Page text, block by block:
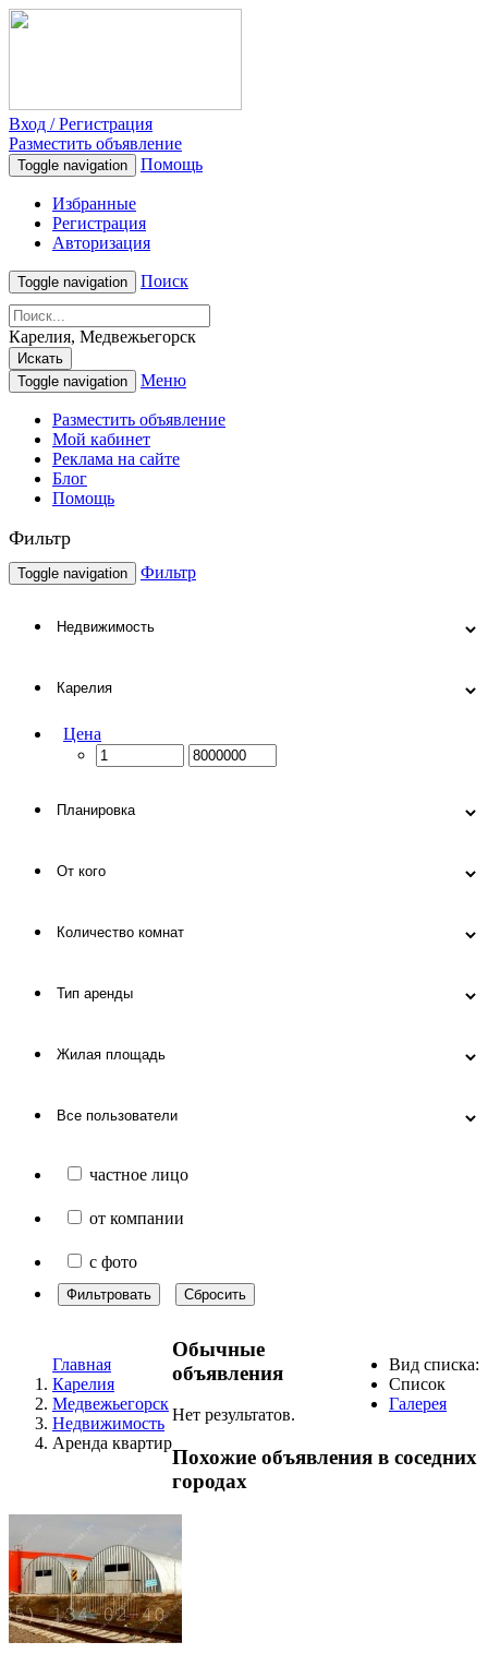
Вход / Регистрация
Разместить объявление
Toggle navigation Помощь
Избранные
Регистрация
Авторизация
Toggle navigation Поиск
Карелия, Медвежьегорск
Искать
Toggle navigation
Меню
Разместить объявление
Мой кабинет
Реклама на сайте
Блог
Помощь
Фильтр
Toggle navigation Фильтр
Цена
частное лицо
от компании
с фото
Фильтровать Сбросить
Главная
Карелия
Медвежьегорск
Недвижимость
Аренда квартир
Вид списка:
Список
Галерея
Обычные
объявления
Нет результатов.
Похожие объявления в соседних
городах